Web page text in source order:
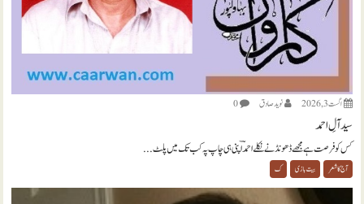
اگست 3, 2026 نويد صادق 0
سید آلِ احمد
کس کو فرصت ہے مجھے ڈھونڈنے نکلے احمدؔ اپنی ہی چاپ پہ کب تک میں پلٹ...
آج کا شعر بیت بازی ک